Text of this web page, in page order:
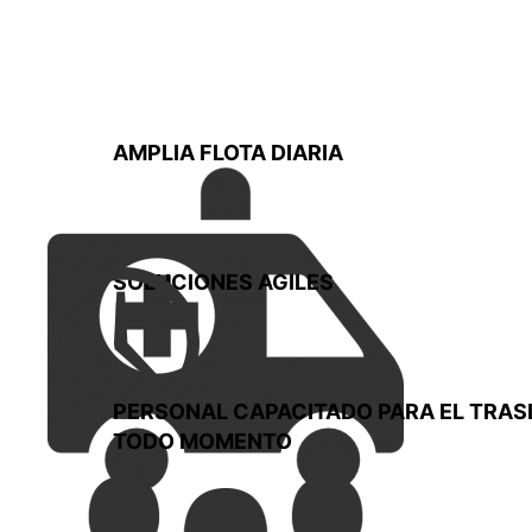
AMPLIA FLOTA DIARIA
SOLUCIONES AGILES
PERSONAL CAPACITADO PARA EL
TODO MOMENTO